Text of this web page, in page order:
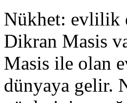
Nükhet: evlilik
Dikran Masis
Masis ile olan
dünyaya gelir.